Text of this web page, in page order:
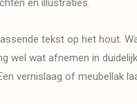
en illustraties.
tekst op het hout.
wel wat afnemen in
vernislaag of meubellak